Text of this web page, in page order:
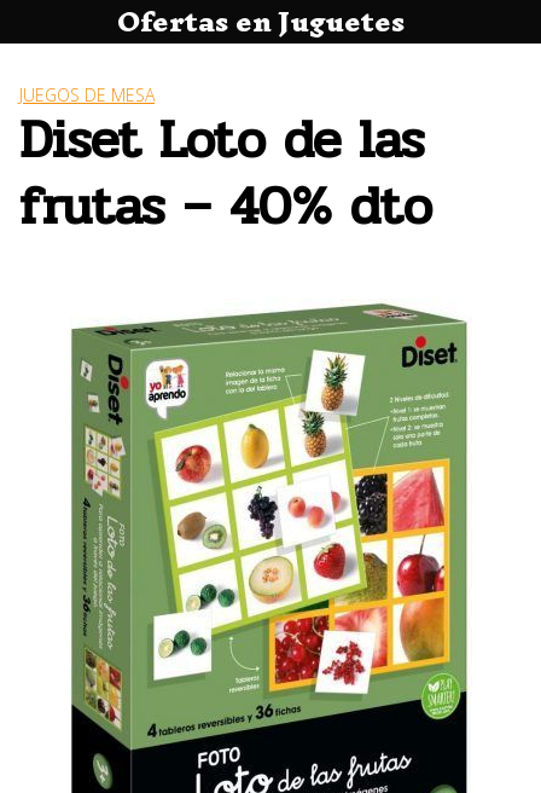
al
Ofertas en Juguetes
JUEGOS DE MESA
Diset Loto de las
frutas – 40% dto